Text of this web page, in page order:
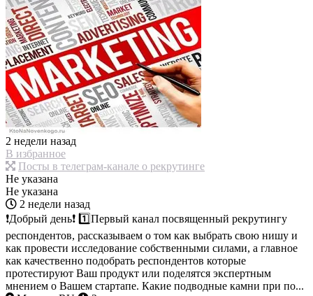
2 недели назад
В избранное
Посты в телеграм-канале о рекрутинге
Не указана
Не указана
2 недели назад
❗️Добрый день❗️ 1️⃣Первый канал посвященный рекрутингу
респондентов, рассказываем о том как выбрать свою нишу и
как провести исследование собственными силами, а главное
как качественно подобрать респондентов которые
протестируют Ваш продукт или поделятся экспертным
мнением о Вашем стартапе. Какие подводные камни при по...